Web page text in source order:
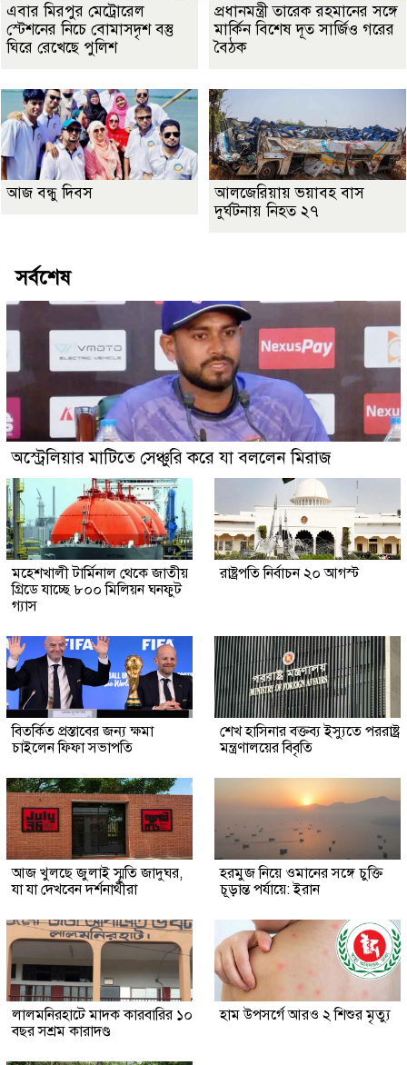
এবার মিরপুর মেট্রোরেল
স্টেশনের নিচে বোমাসদৃশ বস্তু
ঘিরে রেখেছে পুলিশ
প্রধানমন্ত্রী তারেক রহমানের সঙ্গে
মার্কিন বিশেষ দূত সার্জিও গরের
বৈঠক
আজ বন্ধু দিবস
আলজেরিয়ায় ভয়াবহ বাস
দুর্ঘটনায় নিহত ২৭
সর্বশেষ
অস্ট্রেলিয়ার মাটিতে সেঞ্চুরি করে যা বললেন মিরাজ
মহেশখালী টার্মিনাল থেকে জাতীয়
গ্রিডে যাচ্ছে ৮০০ মিলিয়ন ঘনফুট
গ্যাস
রাষ্ট্রপতি নির্বাচন ২০ আগস্ট
বিতর্কিত প্রস্তাবের জন্য ক্ষমা
চাইলেন ফিফা সভাপতি
শেখ হাসিনার বক্তব্য ইস্যুতে পররাষ্ট্র
মন্ত্রণালয়ের বিবৃতি
আজ খুলছে জুলাই স্মৃতি জাদুঘর,
যা যা দেখবেন দর্শনার্থীরা
হরমুজ নিয়ে ওমানের সঙ্গে চুক্তি
চূড়ান্ত পর্যায়ে: ইরান
লালমনিরহাটে মাদক কারবারির ১০
বছর সশ্রম কারাদণ্ড
হাম উপসর্গে আরও ২ শিশুর মৃত্যু